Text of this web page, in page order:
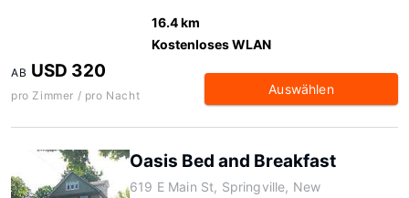
16.4 km
Kostenloses WLAN
AB USD 320
pro Zimmer / pro Nacht Auswählen
Oasis Bed and Breakfast
619 E Main St, Springville, New